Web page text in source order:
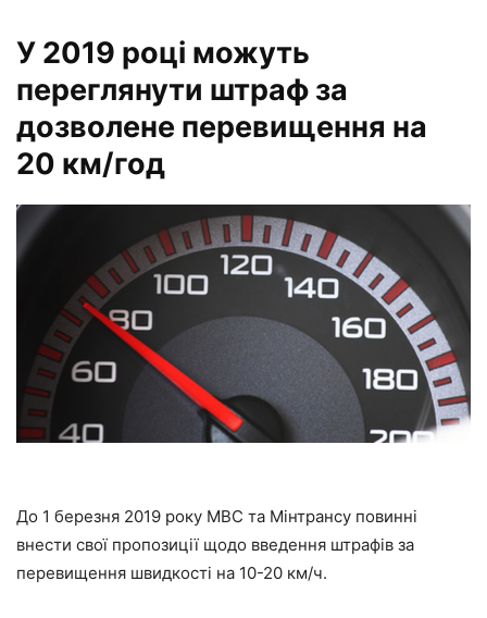
У 2019 році можуть
переглянути штраф за
дозволене перевищення на
20 км/год
До 1 березня 2019 року МВС та Мінтрансу повинні
внести свої пропозиції щодо введення штрафів за
перевищення швидкості на 10-20 км/ч.